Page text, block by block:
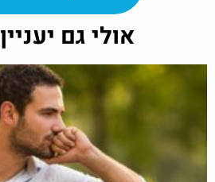
אולי גם